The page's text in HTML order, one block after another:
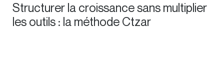
Structurer la croissance sans multiplier
les outils : la méthode Ctzar